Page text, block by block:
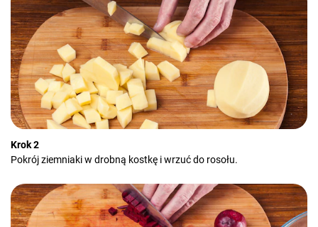
Krok 2
Pokrój ziemniaki w drobną kostkę i wrzuć do rosołu.